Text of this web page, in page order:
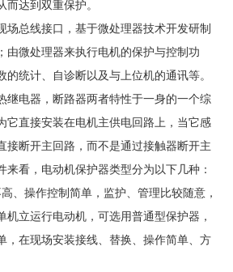
达到双重保护。
场总线接口，基于微处理器技术开发研制
由微处理器来执行电机的保护与控制功
统计、自诊断以及与上位机的通讯等。
继电器，断路器两者特性于一身的一个综
它直接安装在电机主供电回路上，当它感
接断开主回路，而不是通过接触器断开主
来看，电动机保护器类型分为以下几种：
、操作控制简单，监护、管理比较随意，
机立运行电动机，可选用普通型保护器，
，在现场安装接线、替换、操作简单、方